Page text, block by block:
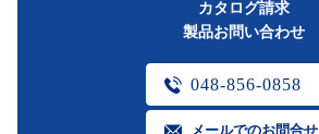
カタログ請求
製品お問い合わせ
048-856-0858
メールでのお問合せ